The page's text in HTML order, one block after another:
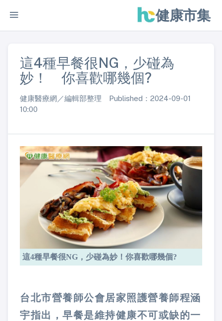
健康市集
這4種早餐很NG，少碰為
妙！ 你喜歡哪幾個?
健康醫療網／編輯部整理 Published：2024-09-01
10:00
這4種早餐很NG，少碰為妙！你喜歡哪幾個?
台北市營養師公會居家照護營養師程涵
宇指出，早餐是維持健康不可或缺的一